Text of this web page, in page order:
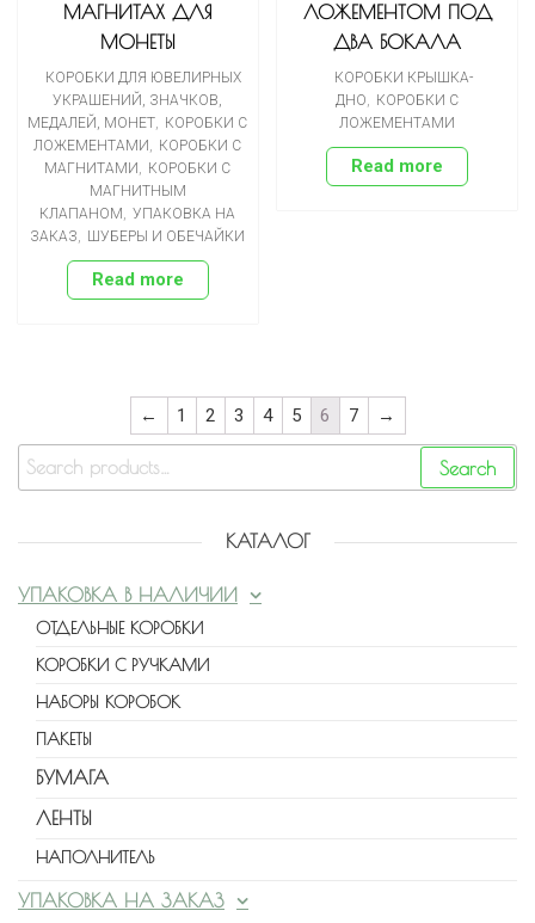
МАГНИТАХ ДЛЯ
МОНЕТЫ
КОРОБКИ ДЛЯ ЮВЕЛИРНЫХ
УКРАШЕНИЙ, ЗНАЧКОВ,
МЕДАЛЕЙ, МОНЕТ, КОРОБКИ С
ЛОЖЕМЕНТАМИ , КОРОБКИ С
МАГНИТАМИ , КОРОБКИ С
МАГНИТНЫМ
КЛАПАНОМ, УПАКОВКА НА
ЗАКАЗ, ШУБЕРЫ И ОБЕЧАЙКИ
Read more
ЛОЖЕМЕНТОМ ПОД
ДВА БОКАЛА
КОРОБКИ КРЫШКА-
ДНО, КОРОБКИ С
ЛОЖЕМЕНТАМИ
Read more
← 1 2 3 4 5 6 7 →
Search
КАТАЛОГ
УПАКОВКА В НАЛИЧИИ
ОТДЕЛЬНЫЕ КОРОБКИ
КОРОБКИ С РУЧКАМИ
НАБОРЫ КОРОБОК
ПАКЕТЫ
БУМАГА
ЛЕНТЫ
НАПОЛНИТЕЛЬ
УПАКОВКА НА ЗАКАЗ